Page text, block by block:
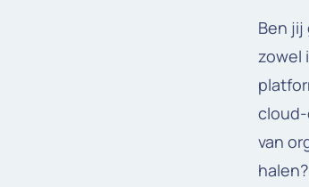
Ben
zowel
cloud-
van